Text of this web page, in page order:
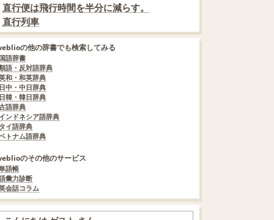
直行便は飛行時間を半分に減らす。
直行列車
の他の辞書でも検索してみる
語辞書
語・反対語辞典
和・和英辞典
中・中日辞典
韓・韓日辞典
語辞典
ンドネシア語辞典
イ語辞典
トナム語辞典
のその他のサービス
語帳
彙力診断
会話コラム